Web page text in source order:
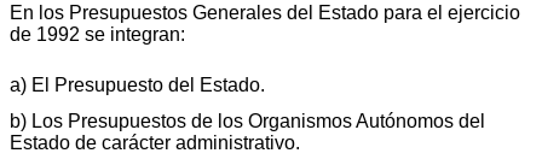
En los Presupuestos Generales del Estado para el ejercicio
de 1992 se integran:
a) El Presupuesto del Estado.
b) Los Presupuestos de los Organismos Autónomos del
Estado de carácter administrativo.